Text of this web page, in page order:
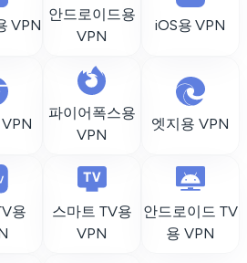
VPN
안드로이드용
VPN
iOS용 VPN
파이어폭스용
VPN
엣지용 VPN
용
스마트 TV용
VPN
안드로이드 TV
용 VPN